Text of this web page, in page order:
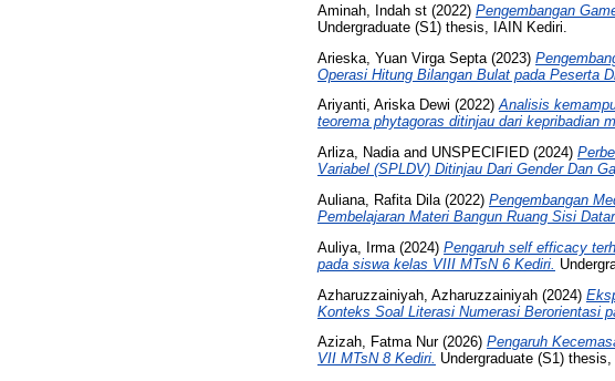
Aminah, Indah st (2022) Pengembangan
Undergraduate (S1) thesis, IAIN Kediri.
Arieska, Yuan Virga Septa (2023)
Operasi Hitung Bilangan Bulat pada Peserta
Ariyanti, Ariska Dewi (2022)Analisis
teorema phytagoras ditinjau dari kepribadian
Arliza, Nadiaand UNSPECIFIED (2024)
Variabel (SPLDV) Ditinjau Dari Gender Dan
Auliana, Rafita Dila (2022) Pengembangan
Pembelajaran Materi Bangun Ruang Sisi
Auliya, Irma (2024) Pengaruh self efficacy
pada siswa kelas VIII MTsN 6 Kediri.
Azharuzzainiyah, Azharuzzainiyah (2024)
Konteks Soal Literasi Numerasi Berorientasi
Azizah, Fatma Nur(2026) Pengaruh
VII MTsN 8 Kediri. Undergraduate (S1)